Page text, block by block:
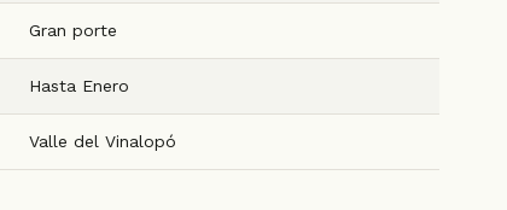
Gran porte
Hasta Enero
Valle del Vinalopó